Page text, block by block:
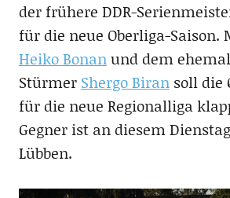
der frühere DDR-
für die neue Oberliga-Saison.
Heiko Bonanund dem
Stürmer Shergo Biransoll die
für die neue Regionalliga
Gegner ist an diesem
Lübben.